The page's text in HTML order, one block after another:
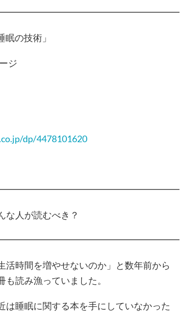
眠の技術」
ジ
dp/4478101620
が読むべき？
活時間を増やせないのか」と数年前から
読み漁っていました。
は睡眠に関する本を手にしていなかった